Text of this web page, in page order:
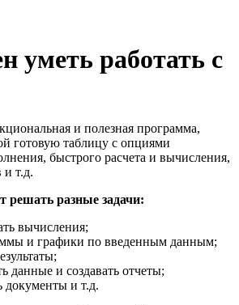
уметь работать с
и полезная программа,
готовую таблицу с опциями
быстрого расчета и вычисления,
и т.д.
решать разные задачи:
вычисления;
и графики по введенным данным;
данные и создавать отчеты;
документы и т.д.